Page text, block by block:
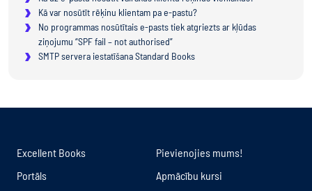
Kā var nosūtīt rēķinu klientam pa e-pastu?
No programmas nosūtītais e-pasts tiek atgriezts ar kļūdas
ziņojumu “SPF fail – not authorised”
SMTP servera iestatīšana Standard Books
Excellent Books
Portāls
Pievienojies mums!
Apmācību kursi